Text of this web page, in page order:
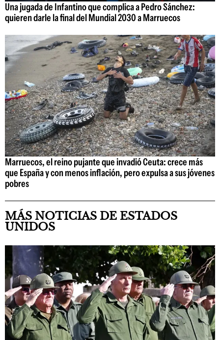
Una jugada de Infantino que complica a Pedro Sánchez:
quieren darle la final del Mundial 2030 a Marruecos
Marruecos, el reino pujante que invadió Ceuta: crece más
que España y con menos inflación, pero expulsa a sus jóvenes
pobres
MÁS NOTICIAS DE ESTADOS
UNIDOS